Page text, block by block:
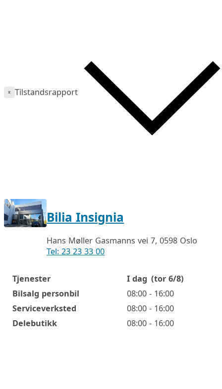
Tilstandsrapport
Bilia Insignia
Hans Møller Gasmanns vei 7, 0598 Oslo
Tel: 23 23 33 00
Åpningstider
Tjenester I dag (tor 6/8)
Bilsalg personbil
08:00 - 16:00
Serviceverksted
08:00 - 16:00
Delebutikk
08:00 - 16:00